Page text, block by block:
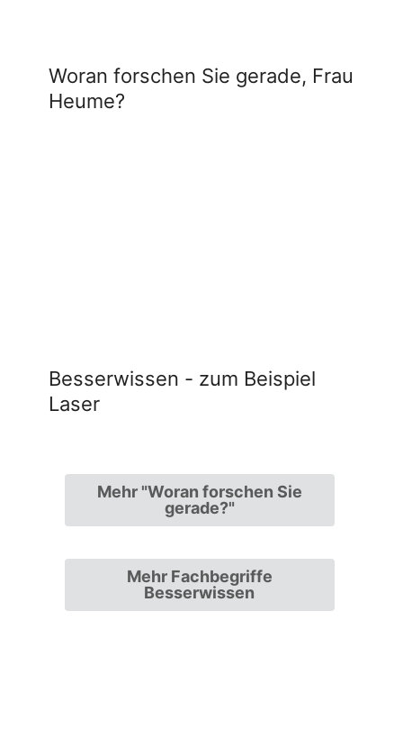
Woran forschen Sie gerade, Frau
Heume?
Besserwissen - zum Beispiel
Laser
Mehr "Woran forschen Sie
gerade?"
Mehr Fachbegriffe
Besserwissen